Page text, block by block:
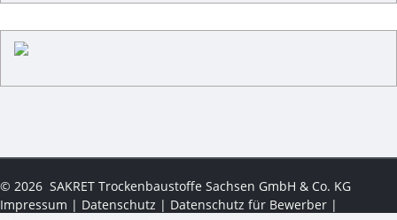
© 2026 SAKRET Trockenbaustoffe Sachsen GmbH & Co. KG
Impressum | Datenschutz | Datenschutz für Bewerber |